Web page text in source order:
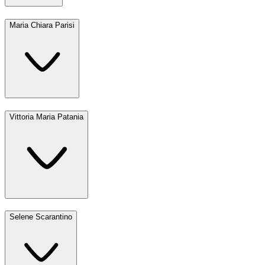
Maria Chiara Parisi
Vittoria Maria Patania
Selene Scarantino